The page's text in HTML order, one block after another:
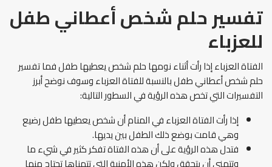
تفسير حلم شخص أعطاني طفل
للعزباء
الفتاة العزباء إذا رأت أثناء نومها حلم شخص يعطيها طفل فما تفسير
حلم شخص أعطاني طفل بالنسبة للفتاة العزباء وسوف نوضح أبرز
التفسيرات التي تخص هذه الرؤية في السطور التالية:
إذا رأت الفتاة العزباء في المنام أن شخص يعطيها طفل رضيع
وهي قامت بوضع ذلك الطفل بين يديها.
فتدل هذه الرؤية على أن هذه الفتاة تفكر كثير في شيء ما